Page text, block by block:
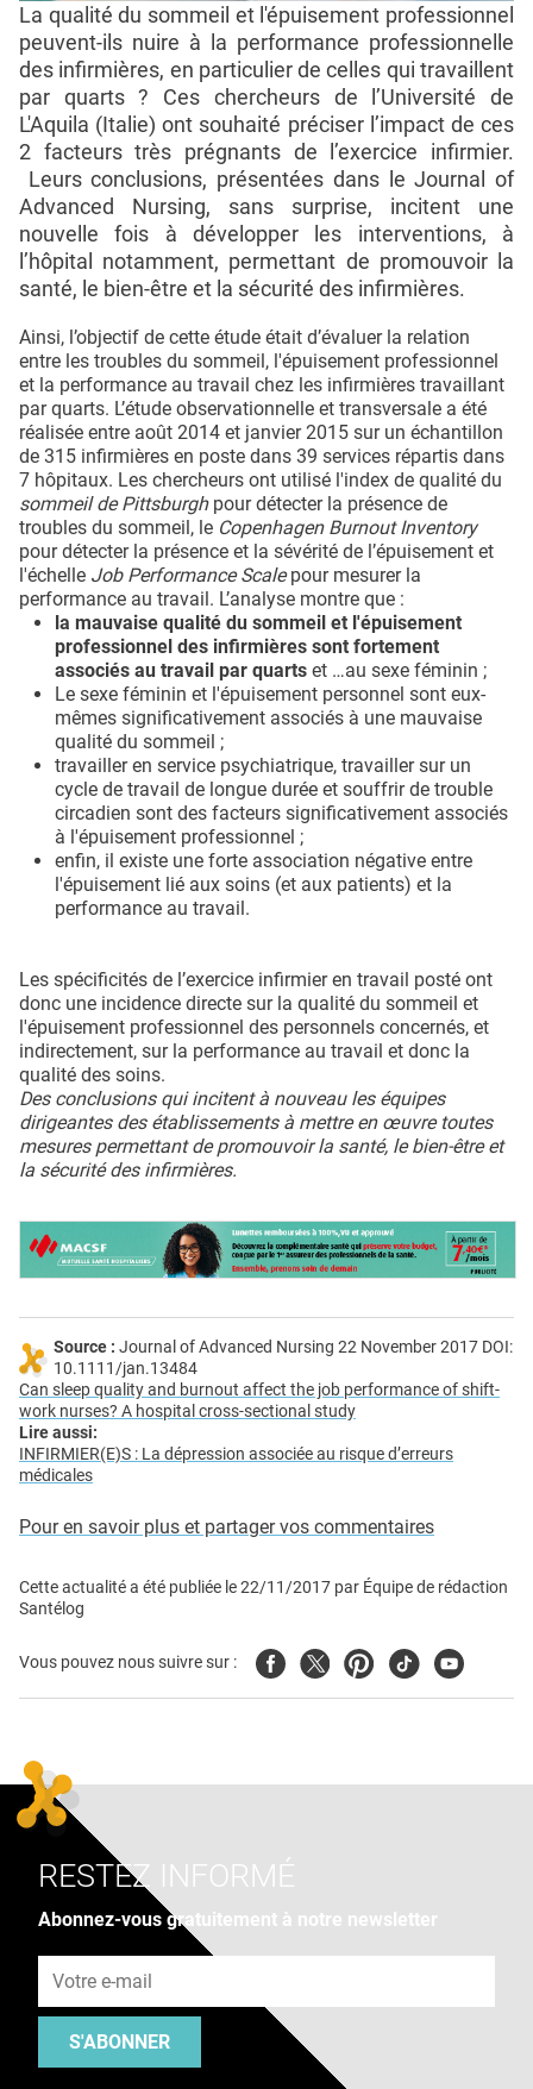
La qualité du sommeil et l'épuisement professionnel
peuvent-ils nuire à la performance professionnelle
des infirmières, en particulier de celles qui travaillent
par quarts ? Ces chercheurs de l’Université de
L'Aquila (Italie) ont souhaité préciser l’impact de ces
2 facteurs très prégnants de l’exercice infirmier.
Leurs conclusions, présentées dans le Journal of
Advanced Nursing, sans surprise, incitent une
nouvelle fois à développer les interventions, à
l’hôpital notamment, permettant de promouvoir la
santé, le bien-être et la sécurité des infirmières.
Ainsi, l’objectif de cette étude était d’évaluer la relation
entre les troubles du sommeil, l'épuisement professionnel
et la performance au travail chez les infirmières travaillant
par quarts. L’étude observationnelle et transversale a été
réalisée entre août 2014 et janvier 2015 sur un échantillon
de 315 infirmières en poste dans 39 services répartis dans
7 hôpitaux. Les chercheurs ont utilisé l'index de qualité du
sommeil de Pittsburghpour détecter la présence de
troubles du sommeil, le Copenhagen Burnout Inventory
pour détecter la présence et la sévérité de l’épuisement et
l'échelle Job Performance Scalepour mesurer la
performance au travail. L’analyse montre que :
la mauvaise qualité du sommeil et l'épuisement
professionnel des infirmières sont fortement
associés au travail par quarts et …au sexe féminin ;
Le sexe féminin et l'épuisement personnel sont eux-
mêmes significativement associés à une mauvaise
qualité du sommeil ;
travailler en service psychiatrique, travailler sur un
cycle de travail de longue durée et souffrir de trouble
circadien sont des facteurs significativement associés
à l'épuisement professionnel ;
enfin, il existe une forte association négative entre
l'épuisement lié aux soins (et aux patients) et la
performance au travail.
Les spécificités de l’exercice infirmier en travail posté ont
donc une incidence directe sur la qualité du sommeil et
l'épuisement professionnel des personnels concernés, et
indirectement, sur la performance au travail et donc la
qualité des soins.
Des conclusions qui incitent à nouveau les équipes
dirigeantes des établissements à mettre en œuvre toutes
mesures permettant de promouvoir la santé, le bien-être et
la sécurité des infirmières.
Source : Journal of Advanced Nursing 22 November 2017 DOI:
10.1111/jan.13484
Can sleep quality and burnout affect the job performance of shift-
work nurses? A hospital cross-sectional study
Lire aussi:
INFIRMIER(E)S : La dépression associée au risque d’erreurs
médicales
Pour en savoir plus et partager vos commentaires
Cette actualité a été publiée le22/11/2017 par Équipe de rédaction
Santélog
Vous pouvez nous suivre sur : FacebookTwitterPinterest
TiktokYoutube
RESTEZ INFORMÉ
Abonnez-vous gratuitement à notre newsletter
S'ABONNER